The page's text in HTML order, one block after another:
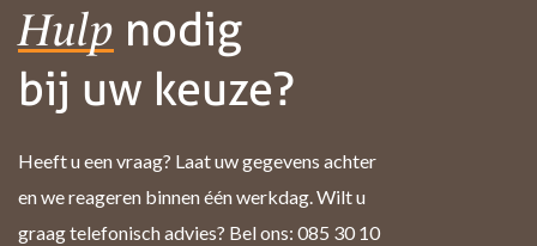
Hulp nodig
bij uw keuze?
Heeft u een vraag? Laat uw gegevens achter
en we reageren binnen één werkdag. Wilt u
graag telefonisch advies? Bel ons: 085 30 10